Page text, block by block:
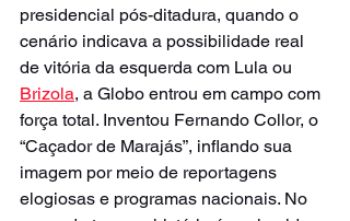
presidencial pós-ditadura, quando o
cenário indicava a possibilidade real
de vitória da esquerda com Lula ou
Brizola, a Globo entrou em campo com
força total. Inventou Fernando Collor, o
“Caçador de Marajás”, inflando sua
imagem por meio de reportagens
elogiosas e programas nacionais. No